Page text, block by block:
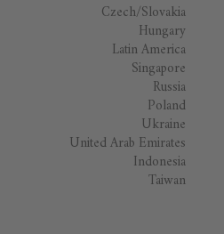
Czech/Slovakia
Hungary
Latin America
Singapore
Russia
Poland
Ukraine
United Arab Emirates
Indonesia
Taiwan